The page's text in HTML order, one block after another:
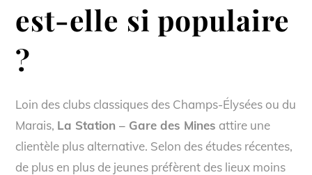
est-elle si populaire
?
Loin des clubs classiques des Champs-Élysées ou du
Marais, La Station – Gare des Mines attire une
clientèle plus alternative. Selon des études récentes,
de plus en plus de jeunes préfèrent des lieux moins